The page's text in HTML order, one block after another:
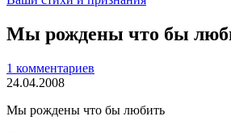
Мы рождены что бы
1 комментариев
24.04.2008
Мы рождены что бы любить